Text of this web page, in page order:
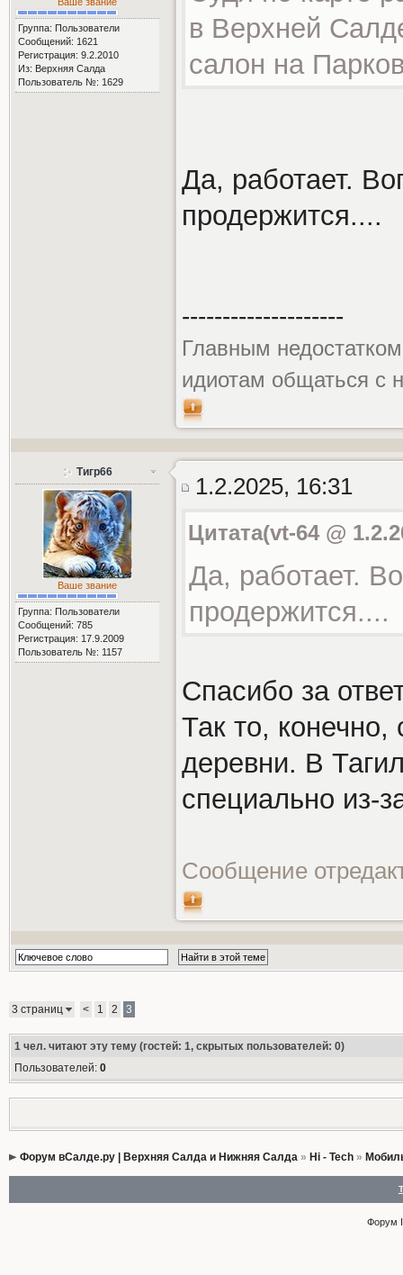
Группа: Пользователи
Сообщений: 1621
Регистрация: 9.2.2010
Из: Верхняя Салда
Пользователь №: 1629
в Верхней
салон на
Да, работает.
продержится....
--------------------
Главным
идиотам общаться
Тигр66
Ваше звание
Группа: Пользователи
Сообщений: 785
Регистрация: 17.9.2009
Пользователь №: 1157
1.2.2025, 16:31
Цитата(vt-64 @
Да, работает.
продержится....
Спасибо за
Так то,
деревни. В
специально из-
Сообщение
3 страниц < 1 2 3
1чел. читают эту тему (гостей: 1, скрытых пользователей: 0)
Пользователей: 0
Форум вСалде.ру | Верхняя Салда и Нижняя Салда» Hi - Tech»
Форум